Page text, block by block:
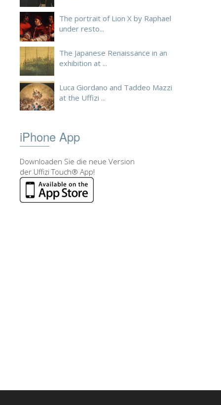
The portrait of Lion X by Raphael
under resto...
The Japanese Renaissance in an
exhibition at ...
Luca Giordano and Taddeo Mazzi
at the Uffizi ...
iPhone App
Downloaden Sie die neue Version
der Uffizi Touch® App!